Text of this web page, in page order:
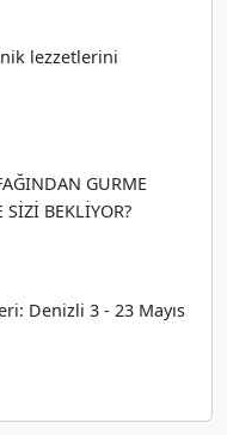
lezzetlerini
GURME
SİZİ BEKLİYOR?
Denizli 3 - 23 Mayıs